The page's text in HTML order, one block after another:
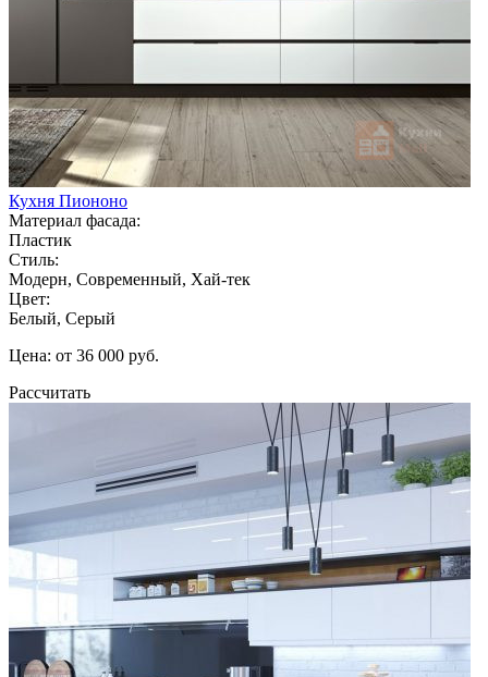
Кухня Пиононо
Материал фасада:
Пластик
Стиль:
Модерн, Современный, Хай-тек
Цвет:
Белый, Серый
Цена: от 36 000 руб.
Рассчитать